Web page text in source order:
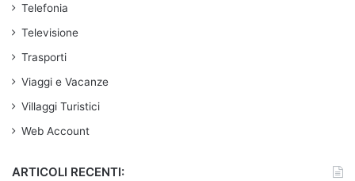
Telefonia
Televisione
Trasporti
Viaggi e Vacanze
Villaggi Turistici
Web Account
ARTICOLI RECENTI: